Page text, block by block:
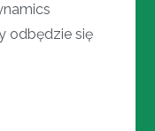
odbędzie się